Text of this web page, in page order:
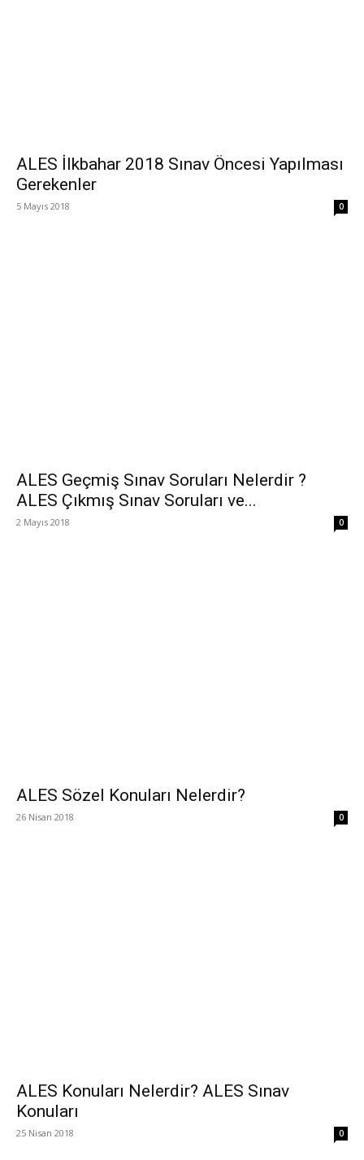
ALES İlkbahar 2018 Sınav Öncesi Yapılması
Gerekenler
5 Mayıs 2018 0
ALES Geçmiş Sınav Soruları Nelerdir ?
ALES Çıkmış Sınav Soruları ve...
2 Mayıs 2018 0
ALES Sözel Konuları Nelerdir?
26 Nisan 2018 0
ALES Konuları Nelerdir? ALES Sınav
Konuları
25 Nisan 2018 0